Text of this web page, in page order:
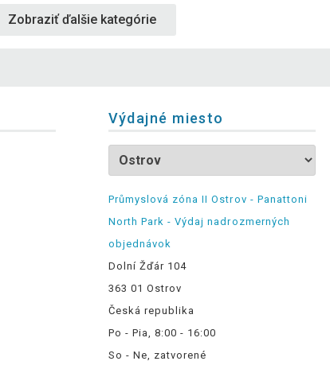
Zobraziť ďalšie kategórie
Výdajné miesto
Průmyslová zóna II Ostrov - Panattoni
North Park - Výdaj nadrozmerných
objednávok
Dolní Žďár 104
363 01 Ostrov
Česká republika
Po - Pia, 8:00 - 16:00
So - Ne, zatvorené